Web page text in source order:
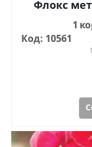
Флокс
1
Код: 10561